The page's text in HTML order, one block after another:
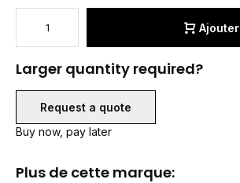
Ajouter
Larger quantity required?
Request a quote
Buy now, pay later
Plus de cette marque: